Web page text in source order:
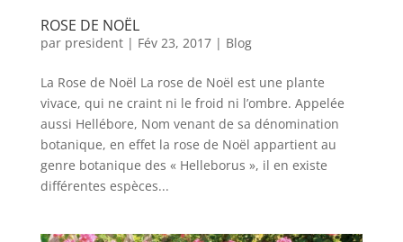
ROSE DE NOËL
par president| Fév 23, 2017| Blog
La Rose de Noël La rose de Noël est une plante
vivace, qui ne craint ni le froid ni l’ombre. Appelée
aussi Hellébore, Nom venant de sa dénomination
botanique, en effet la rose de Noël appartient au
genre botanique des « Helleborus », il en existe
différentes espèces...